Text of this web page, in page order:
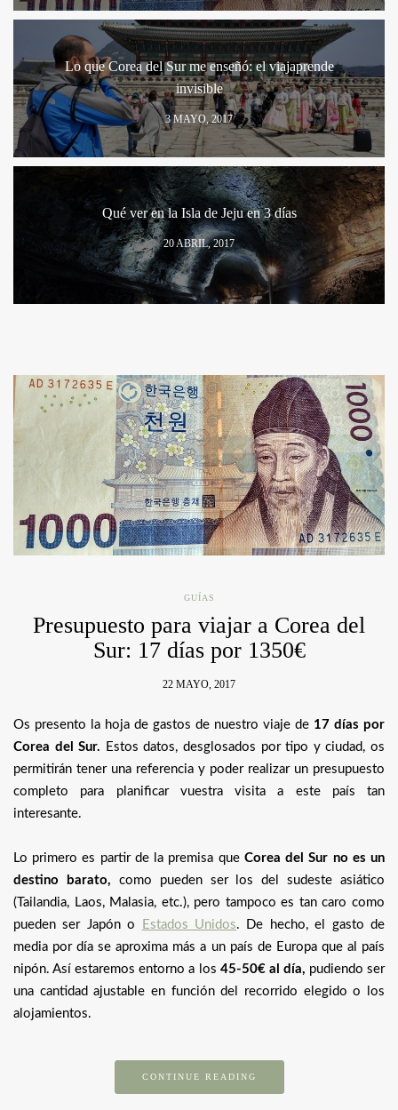
Lo que Corea del Sur me enseñó: el viajaprende
invisible
3 MAYO, 2017
Qué ver en la Isla de Jeju en 3 días
20 ABRIL, 2017
GUÍAS
Presupuesto para viajar a Corea del
Sur: 17 días por 1350€
22 MAYO, 2017
Os presento la hoja de gastos de nuestro viaje de 17 días por
Corea del Sur. Estos datos, desglosados por tipo y ciudad, os
permitirán tener una referencia y poder realizar un presupuesto
completo para planificar vuestra visita a este país tan
interesante.
Lo primero es partir de la premisa que Corea del Sur no es un
destino barato, como pueden ser los del sudeste asiático
(Tailandia, Laos, Malasia, etc.), pero tampoco es tan caro como
pueden ser Japón o
Estados Unidos. De hecho, el gasto de
media por día se aproxima más a un país de Europa que al país
nipón. Así estaremos entorno a los 45-50€ al día, pudiendo ser
una cantidad ajustable en función del recorrido elegido o los
alojamientos.
CONTINUE READING